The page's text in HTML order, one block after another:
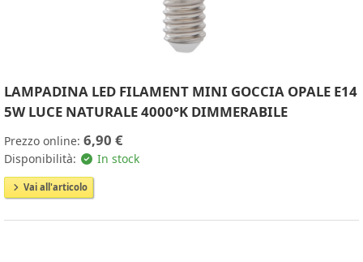
LAMPADINA LED FILAMENT MINI GOCCIA OPALE E14
5W LUCE NATURALE 4000°K DIMMERABILE
Prezzo online: 6,90 €
Disponibilità: In stock
Vai all'articolo